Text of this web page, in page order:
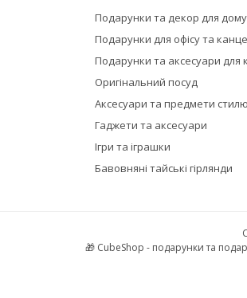
Подарунки та декор для дому
Подарунки для офісу та
Подарунки та аксесуари для
Оригінальний посуд
Аксесуари та предмети стилю
Гаджети та аксесуари
Ігри та іграшки
Бавовняні тайські гірлянди